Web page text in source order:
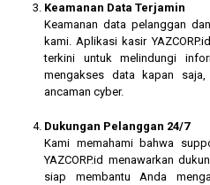
Keamanan Data Terjamin
Keamanan data pelanggan
kami. Aplikasi kasir
terkini untuk melindungi
mengakses data kapan
ancaman cyber.
Dukungan Pelanggan 24/7
Kami memahami bahwa
YAZCORP.id menawarkan
siap membantu Anda